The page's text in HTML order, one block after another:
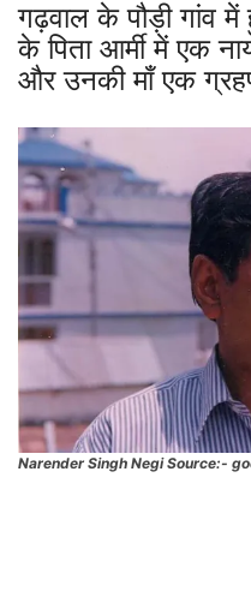
गढ़वाल के पौड़ी गांव
के पिता आर्मी में एक
और उनकी माँ एक
Narender Singh Negi Source:-